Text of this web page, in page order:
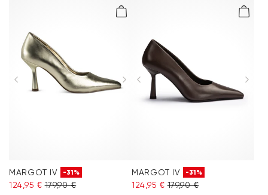
MARGOT IV -31%
124,95 € 179,90 €
MARGOT IV -31%
124,95 € 179,90 €